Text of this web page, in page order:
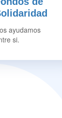
ayudamos
si.